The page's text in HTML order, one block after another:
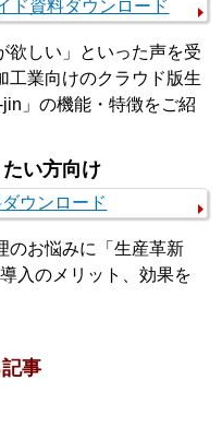
欲しい」といった声を受
工業向けのクラウド版生
」の機能・特徴をご紹
い方向け
のお悩みに「生産革新
入のメリット、効果を
事